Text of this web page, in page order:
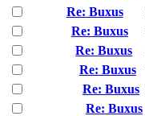
Re: Buxus
Re: Buxus
Re: Buxus
Re: Buxus
Re: Buxus
Re: Buxus